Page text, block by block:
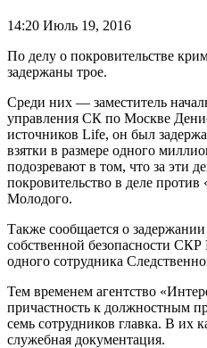
14:20 Июль 19, 2016
По делу о покровительстве
задержаны трое.
Среди них — заместитель
управления СК по Москве
источников Life, он был
взятки в размере одного
подозревают в том, что за эти
покровительство в деле
Молодого.
Также сообщается о
собственной безопасности
одного сотрудника
Тем временем агентство
причастность к должностным
семь сотрудников главка. В их
служебная документация.